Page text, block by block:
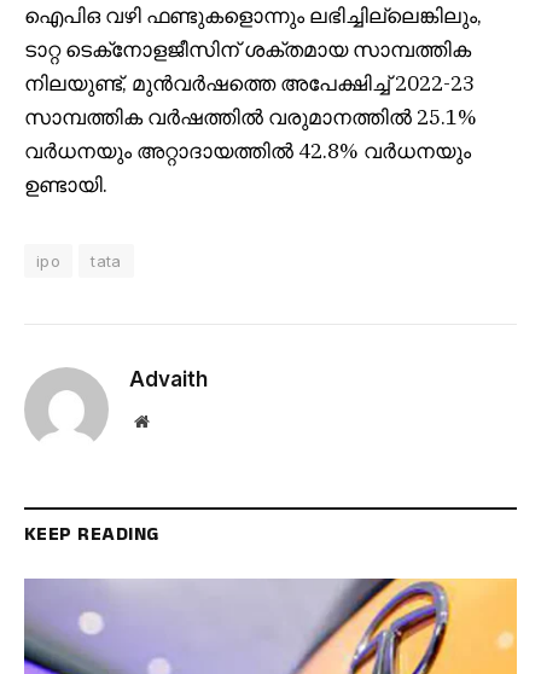
ഐ‌പി‌ഒ വഴി ഫണ്ടുകളൊന്നും ലഭിച്ചില്ലെങ്കിലും,
ടാറ്റ ടെക്‌നോളജീസിന് ശക്തമായ സാമ്പത്തിക
നിലയുണ്ട്, മുൻവർഷത്തെ അപേക്ഷിച്ച് 2022-23
സാമ്പത്തിക വർഷത്തിൽ വരുമാനത്തിൽ 25.1%
വർധനയും അറ്റാദായത്തിൽ 42.8% വർധനയും
ഉണ്ടായി.
ipo tata
Advaith
Website
KEEP READING